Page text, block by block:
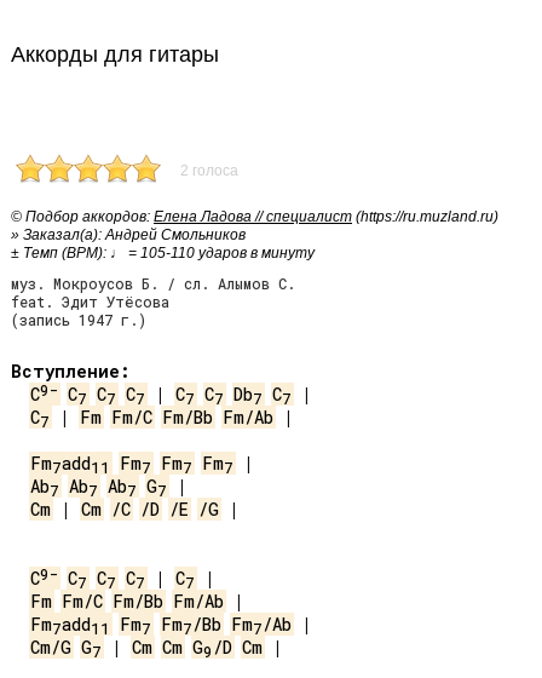
Аккорды для гитары
2 голоса
© Подбор аккордов: Елена Ладова // специалист (https://ru.muzland.ru)
» Заказал(а): Андрей Смольников
± Темп (BPM): ♩ = 105-110 ударов в минуту
муз. Мокроусов Б. / сл. Алымов С.
feat. Эдит Утёсова
(запись 1947 г.)
Вступление:
C9- C7 C7 C7 | C7 C7 Db7 C7
C7 | Fm Fm/C Fm/Bb Fm/Ab |
Fm7add11 Fm7 Fm7 Fm7
Ab7 Ab7 Ab7 G7
Cm | Cm /C /D /E /G |
C9- C7 C7 C7 | C7
Fm Fm/C Fm/Bb Fm/Ab
Fm7add11 Fm7 Fm7/Bb Fm7/Ab
Cm/G G7 | Cm Cm G9 /D Cm |